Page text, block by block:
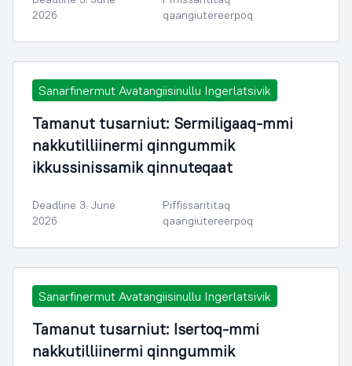
2026
qaangiutereerpoq
Sanarfinermut Avatangiisinullu Ingerlatsivik
Tamanut tusarniut: Sermiligaaq-mmi
nakkutilliinermi qinngummik
ikkussinissamik qinnuteqaat
Deadline 3. June
2026
Piffissarititaq
qaangiutereerpoq
Sanarfinermut Avatangiisinullu Ingerlatsivik
Tamanut tusarniut: Isertoq-mmi
nakkutilliinermi qinngummik